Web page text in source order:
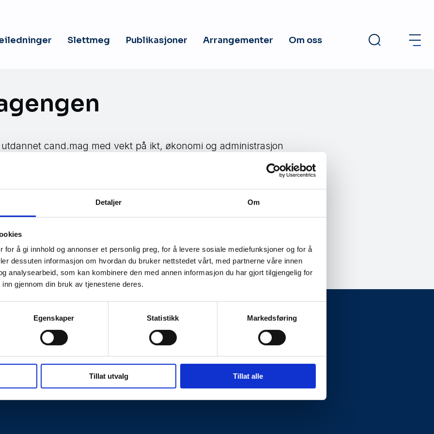
Detaljer Om
for å gi innhold og annonser et personlig preg, for å levere sosiale mediefunksjoner og for å
dessuten informasjon om hvordan du bruker nettstedet vårt, med partnerne våre innen
analysearbeid, som kan kombinere den med annen informasjon du har gjort tilgjengelig for
gjennom din bruk av tjenestene deres.
Egenskaper Statistikk Markedsføring
Tillat utvalg Tillat alle
Slettmeg Publikasjoner Arrangementer Om oss
cand.mag med vekt på ikt, økonomi og administrasjon
innen innovasjon i kommunal sektor. Med mer enn tjue år i
hun god kjennskap til den kommunale hverdagen på alle nivåer.
annet lederansvar for digitalisering, IKT-drift og
i en mellomstor kommune som balanserer på en knivsegg når
Kontakt oss
Presseside
Personvernerklæring